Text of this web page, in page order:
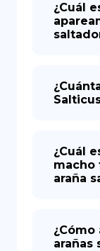
¿Cuál
¿Cuál
macho
araña
¿Cómo
arañas